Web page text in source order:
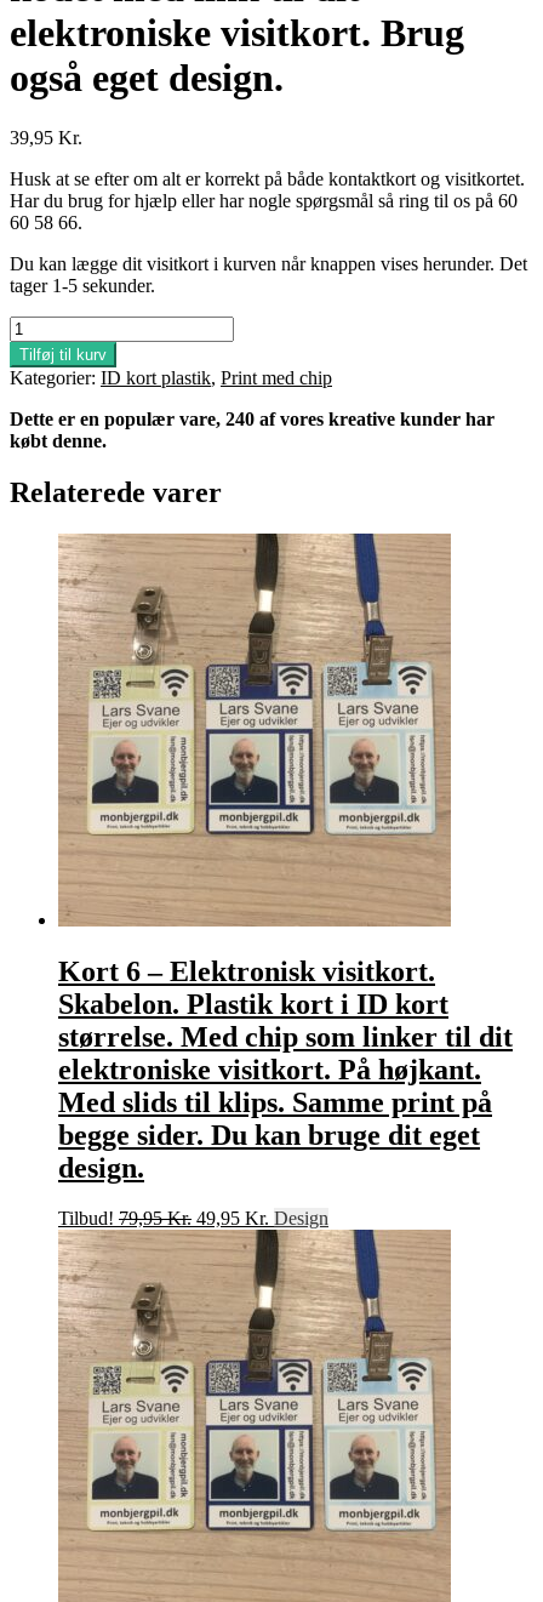
elektroniske visitkort. Brug
også eget design.
39,95 Kr.
Husk at se efter om alt er korrekt på både kontaktkort og visitkortet.
Har du brug for hjælp eller har nogle spørgsmål så ring til os på 60
60 58 66.
Du kan lægge dit visitkort i kurven når knappen vises herunder. Det
tager 1-5 sekunder.
Kort
1
-
Elektronisk
visitkort.
Skabelon.
Plastik
kort
størrelse
elektroniske
visitkort.
design.
Tilføj til kurv
Kategorier: ID kort plastik, Print med chip
Dette er en populær vare, 240 af vores kreative kunder har
købt denne.
Relaterede varer
Kort 6 – Elektronisk visitkort.
Skabelon. Plastik kort i ID kort
størrelse. Med chip som linker til dit
elektroniske visitkort. På højkant.
Med slids til klips. Samme print på
begge sider. Du kan bruge dit eget
design.
Tilbud! 79,95Kr. Den
oprindelige
pris
79,95 Kr..
49,95 Kr. Den
aktuelle
pris
er:
49,95 Kr..
Design